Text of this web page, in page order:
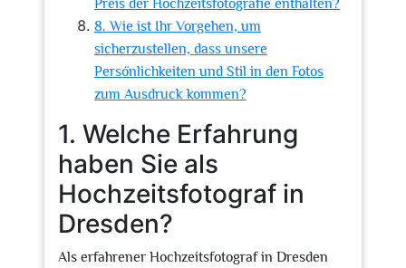
Preis der Hochzeitsfotografie enthalten?
8. Wie ist Ihr Vorgehen, um
sicherzustellen, dass unsere
Persönlichkeiten und Stil in den Fotos
zum Ausdruck kommen?
1. Welche Erfahrung
haben Sie als
Hochzeitsfotograf in
Dresden?
Als erfahrener Hochzeitsfotograf in Dresden